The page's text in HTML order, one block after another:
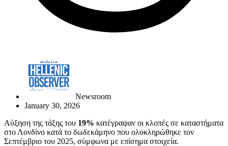
Newsroom
January 30, 2026
Αύξηση της τάξης του 19% κατέγραψαν οι κλοπές σε καταστήματα
στο Λονδίνο κατά το δωδεκάμηνο που ολοκληρώθηκε τον
Σεπτέμβριο του 2025, σύμφωνα με επίσημα στοιχεία.